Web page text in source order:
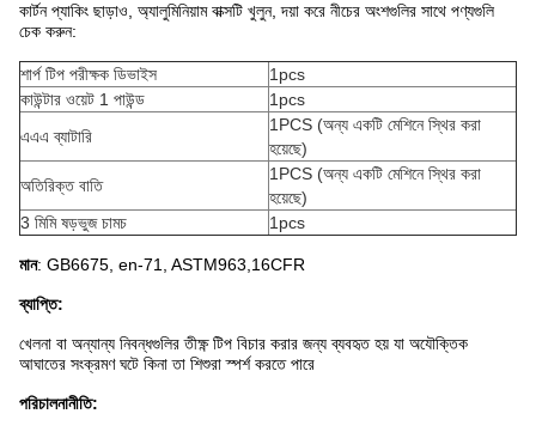
কার্টন প্যাকিং ছাড়াও, অ্যালুমিনিয়াম বাক্সটি খুলুন, দয়া করে নীচের অংশগুলির সাথে পণ্যগুলি
চেক করুন:
শার্প টিপ পরীক্ষক ডিভাইস
1pcs
কাউন্টার ওয়েট 1 পাউন্ড
1pcs
এএএ ব্যাটারি
1PCS (অন্য একটি মেশিনে স্থির করা
হয়েছে)
অতিরিক্ত বাতি
1PCS (অন্য একটি মেশিনে স্থির করা
হয়েছে)
3 মিমি ষড়ভুজ চামচ
1pcs
মান: GB6675, en-71, ASTM963,16CFR
ব্যাপ্তি:
খেলনা বা অন্যান্য নিবন্ধগুলির তীক্ষ্ণ টিপ বিচার করার জন্য ব্যবহৃত হয় যা অযৌক্তিক
আঘাতের সংক্রমণ ঘটে কিনা তা শিশুরা স্পর্শ করতে পারে
পরিচালনানীতি: